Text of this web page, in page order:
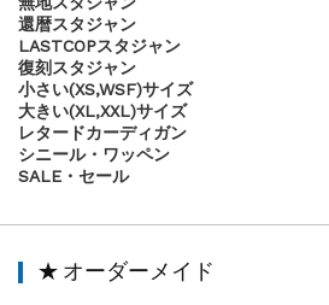
還暦スタジャン
LASTCOPスタジャン
復刻スタジャン
小さい(XS,WSF)サイズ
大きい(XL,XXL)サイズ
レタードカーディガン
シニール・ワッペン
SALE・セール
★ オーダーメイド